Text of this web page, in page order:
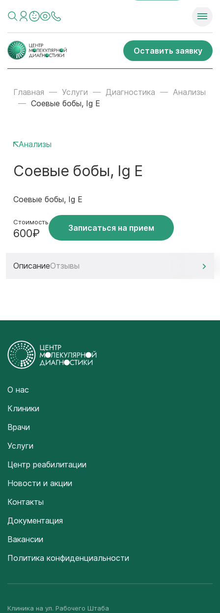
Оставить заявку
Главная Услуги Диагностика
Анализы
Соевые бобы, Ig E
Анализы
Соевые бобы, Ig E
Соевые бобы, Ig E
Стоимость
600₽ Записаться на прием
ОписаниеОтзывы
О нас
Клиники
Врачи
Услуги
Центр реабилитации
Новости и акции
Контакты
Документация
Вакансии
Политика конфиденциальности
Клиника на ул. Рабочего Штаба